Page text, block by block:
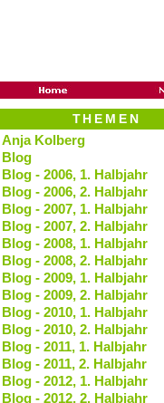
THEMEN
Anja Kolberg
Blog
Blog - 2006, 1. Halbjahr
Blog - 2006, 2. Halbjahr
Blog - 2007, 1. Halbjahr
Blog - 2007, 2. Halbjahr
Blog - 2008, 1. Halbjahr
Blog - 2008, 2. Halbjahr
Blog - 2009, 1. Halbjahr
Blog - 2009, 2. Halbjahr
Blog - 2010, 1. Halbjahr
Blog - 2010, 2. Halbjahr
Blog - 2011, 1. Halbjahr
Blog - 2011, 2. Halbjahr
Blog - 2012, 1. Halbjahr
Blog - 2012, 2. Halbjahr